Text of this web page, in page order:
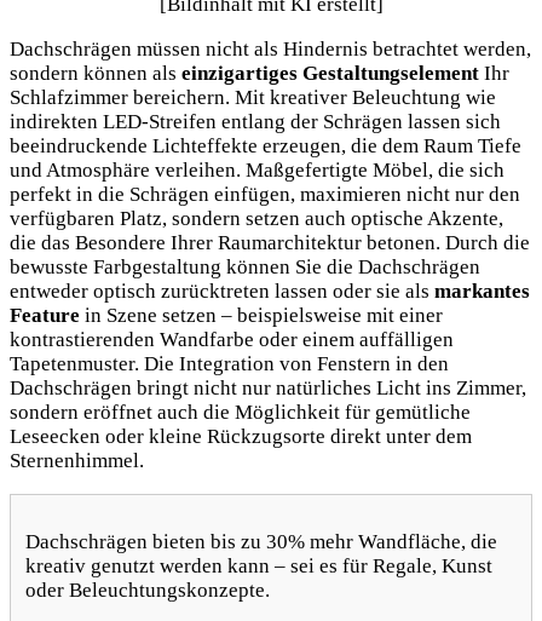
Dachschrägen müssen nicht als Hindernis betrachtet werden,
sondern können als einzigartiges Gestaltungselement Ihr
Schlafzimmer bereichern. Mit kreativer Beleuchtung wie
indirekten LED-Streifen entlang der Schrägen lassen sich
beeindruckende Lichteffekte erzeugen, die dem Raum Tiefe
und Atmosphäre verleihen. Maßgefertigte Möbel, die sich
perfekt in die Schrägen einfügen, maximieren nicht nur den
verfügbaren Platz, sondern setzen auch optische Akzente,
die das Besondere Ihrer Raumarchitektur betonen. Durch die
bewusste Farbgestaltung können Sie die Dachschrägen
entweder optisch zurücktreten lassen oder sie als markantes
Feature in Szene setzen – beispielsweise mit einer
kontrastierenden Wandfarbe oder einem auffälligen
Tapetenmuster. Die Integration von Fenstern in den
Dachschrägen bringt nicht nur natürliches Licht ins Zimmer,
sondern eröffnet auch die Möglichkeit für gemütliche
Leseecken oder kleine Rückzugsorte direkt unter dem
Sternenhimmel.
Dachschrägen bieten bis zu 30% mehr Wandfläche, die
kreativ genutzt werden kann – sei es für Regale, Kunst
oder Beleuchtungskonzepte.